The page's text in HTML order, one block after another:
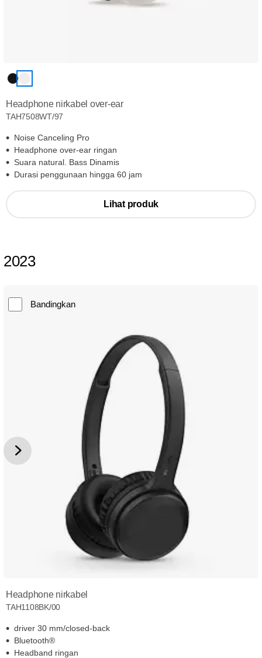
Headphone nirkabel over-ear
TAH7508WT/97
Noise Canceling Pro
Headphone over-ear ringan
Suara natural. Bass Dinamis
Durasi penggunaan hingga 60 jam
Lihat produk
2023
Bandingkan
Headphone nirkabel
TAH1108BK/00
driver 30 mm/closed-back
Bluetooth®
Headband ringan